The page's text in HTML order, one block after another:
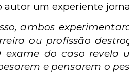
autor um experiente
ambos
ou profissão
exame do caso revela
e pensarem o